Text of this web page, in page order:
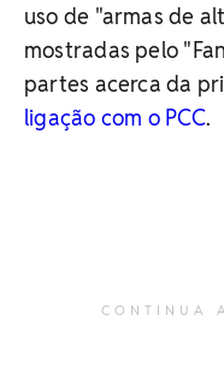
uso de "armas de
mostradas pelo
partes acerca da
ligação com o PCC.
CONTINUA